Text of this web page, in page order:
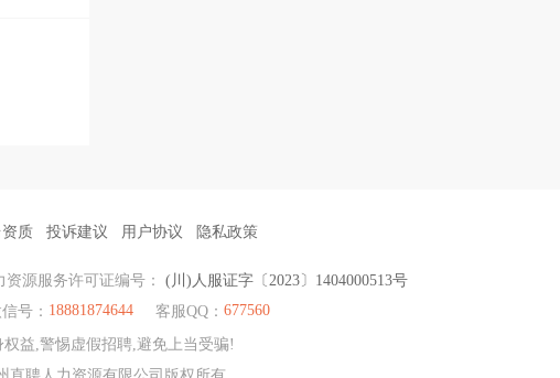
质 投诉建议 用户协议 隐私政策
资源服务许可证编号： (川)人服证字〔2023〕1404000513号
号： 18881874644 客服QQ： 677560
益,警惕虚假招聘,避免上当受骗!